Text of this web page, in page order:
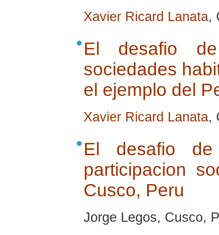
Xavier Ricard Lanata,
El desafio
sociedades
el ejemplo del
Xavier Ricard Lanata,
El desafio
participacion
Cusco, Peru
Jorge Legos, Cusco,